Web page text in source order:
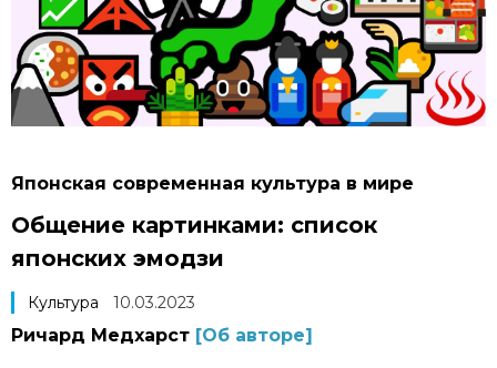
Français
Español
В деталях
Факты о Японии
Фото/Видео
Разделы
Японская современная культура в мире
Общение картинками: список
японских эмодзи
Культура 10.03.2023
Ричард Медхарст [Об авторе]